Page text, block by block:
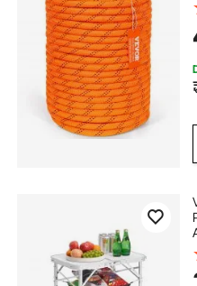
armario camping
armario de cocina
armario para portatiles